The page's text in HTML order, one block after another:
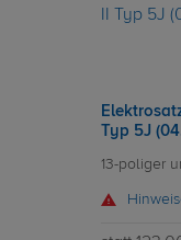
Typ 5J
13-poliger